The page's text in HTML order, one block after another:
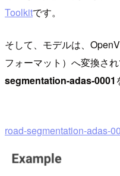
Toolkitです。
そして、モデルは、
フォーマット）へ変換され
segmentation-adas-0001
road-segmentation-adas-